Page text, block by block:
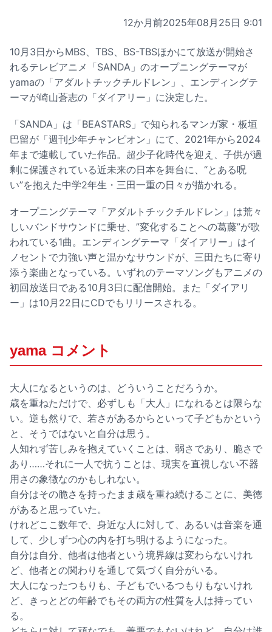
12か月前2025年08月25日 9:01
10月3日からMBS、TBS、BS-TBSほかにて放送が開始さ
れるテレビアニメ「SANDA」のオープニングテーマが
yamaの「アダルトチックチルドレン」、エンディングテ
ーマが崎山蒼志の「ダイアリー」に決定した。
「SANDA」は「BEASTARS」で知られるマンガ家・板垣
巴留が「週刊少年チャンピオン」にて、2021年から2024
年まで連載していた作品。超少子化時代を迎え、子供が過
剰に保護されている近未来の日本を舞台に、“とある呪
い”を抱えた中学2年生・三田一重の日々が描かれる。
オープニングテーマ「アダルトチックチルドレン」は荒々
しいバンドサウンドに乗せ、”変化することへの葛藤”が歌
われている1曲。エンディングテーマ「ダイアリー」はイ
ノセントで力強い声と温かなサウンドが、三田たちに寄り
添う楽曲となっている。いずれのテーマソングもアニメの
初回放送日である10月3日に配信開始。また「ダイアリ
ー」は10月22日にCDでもリリースされる。
yama コメント
大人になるというのは、どういうことだろうか。
歳を重ねただけで、必ずしも「大人」になれるとは限らな
い。逆も然りで、若さがあるからといって子どもかという
と、そうではないと自分は思う。
人知れず苦しみを抱えていくことは、弱さであり、脆さで
あり……それに一人で抗うことは、現実を直視しない不器
用さの象徴なのかもしれない。
自分はその脆さを持ったまま歳を重ね続けることに、美徳
があると思っていた。
けれどここ数年で、身近な人に対して、あるいは音楽を通
して、少しずつ心の内を打ち明けるようになった。
自分は自分、他者は他者という境界線は変わらないけれ
ど、他者との関わりを通して気づく自分がいる。
大人になったつもりも、子どもでいるつもりもないけれ
ど、きっとどの年齢でもその両方の性質を人は持ってい
る。